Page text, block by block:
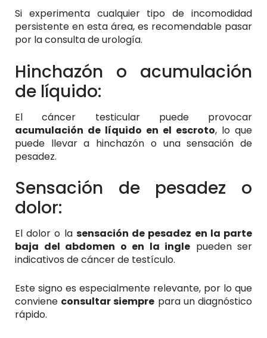
Si experimenta cualquier tipo de incomodidad
persistente en esta área, es recomendable pasar
por la consulta de urología.
Hinchazón o acumulación
de líquido:
El cáncer testicular puede provocar
acumulación de líquido en el escroto, lo que
puede llevar a hinchazón o una sensación de
pesadez.
Sensación de pesadez o
dolor:
El dolor o la sensación de pesadez en la parte
baja del abdomen o en la ingle pueden ser
indicativos de cáncer de testículo.
Este signo es especialmente relevante, por lo que
conviene consultar siempre para un diagnóstico
rápido.